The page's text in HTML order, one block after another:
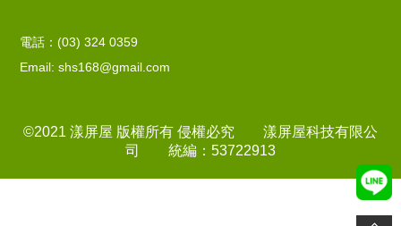
電話：(03) 324 0359
Email: shs168@gmail.com
©2021 漾屏屋 版權所有 侵權必究 漾屏屋科技有限公
司 統編：53722913